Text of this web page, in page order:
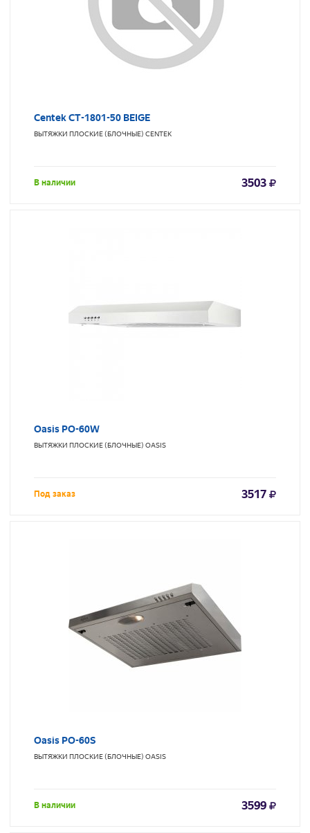
Centek CT-1801-50 BEIGE
ВЫТЯЖКИ ПЛОСКИЕ (БЛОЧНЫЕ) CENTEK
В наличии 3503
Oasis PO-60W
ВЫТЯЖКИ ПЛОСКИЕ (БЛОЧНЫЕ) OASIS
Под заказ 3517
Oasis PO-60S
ВЫТЯЖКИ ПЛОСКИЕ (БЛОЧНЫЕ) OASIS
В наличии 3599